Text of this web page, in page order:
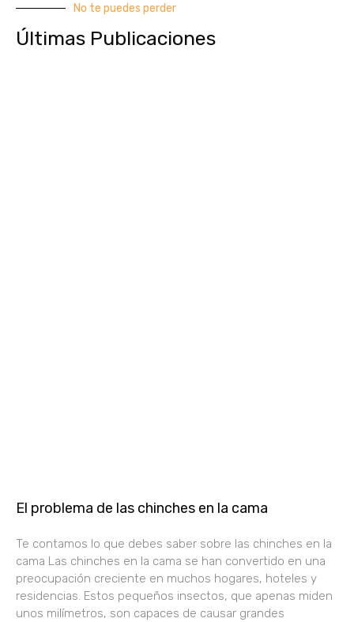
No te puedes perder
Últimas Publicaciones
El problema de las chinches en la cama
Te contamos lo que debes saber sobre las chinches en la
cama Las chinches en la cama se han convertido en una
preocupación creciente en muchos hogares, hoteles y
residencias. Estos pequeños insectos, que apenas miden
unos milímetros, son capaces de causar grandes